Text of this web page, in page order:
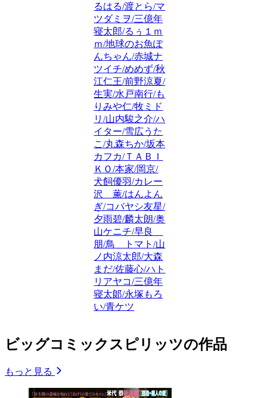
るはる/渡とら/マ
ツダミヲ/三億年
寝太郎/るぅ１ｍ
ｍ/地球のお魚ぽ
んちゃん/赤城ナ
ツイチ/めめず/秋
江仁王/前野涼夏/
生実/水戸南行/も
りみや仁/牧ミド
リ/山内駿之介/ハ
イター/雪広うた
こ/丸森ちか/坂本
カフカ/ＴＡＢＩ
ＫＯ/本家/岡京/
犬飼優羽/カレー
沢 薫/はんよん
ぎ/コバヤシ友星/
夕雨碧/麟太朗/奥
山ケニチ/早良
朋/鳥 トマト/山
ノ内涼太郎/大森
まだ/佐藤心/ハト
リアヤコ/三億年
寝太郞/永塚もろ
い/青ケツ
ビッグコミックスピリッツの作品
もっと見る